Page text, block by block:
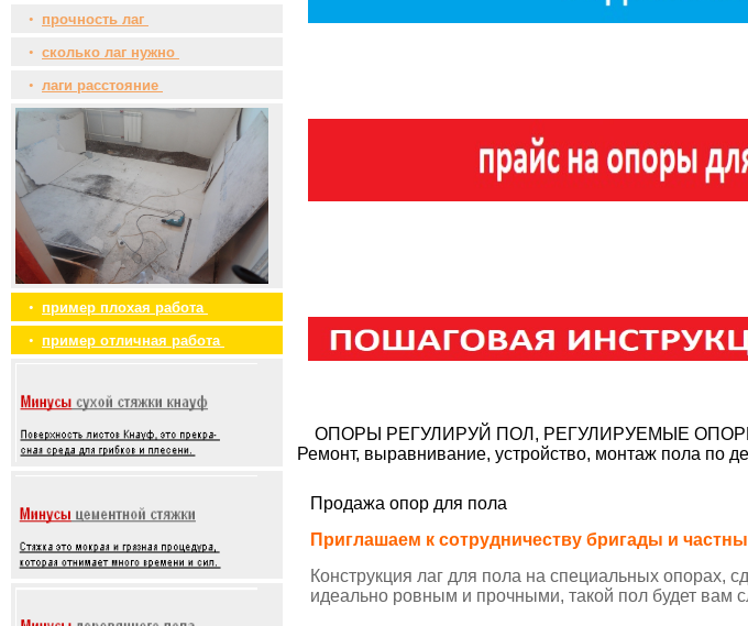
• прочность лаг
• сколько лаг нужно
• лаги расстояние
• пример плохая работа
• пример отличная работа
ОПОРЫ РЕГУЛИРУЙ ПОЛ, РЕГУЛИРУЕМЫЕ
Ремонт, выравнивание, устройство, монтаж пола по
Продажа опор для пола
Приглашаем к сотрудничеству бригады и
Конструкция лаг для пола на специальных опорах,
идеально ровным и прочными, такой пол будет вам